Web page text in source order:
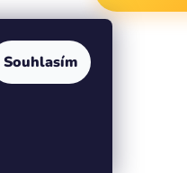
Souhlasím